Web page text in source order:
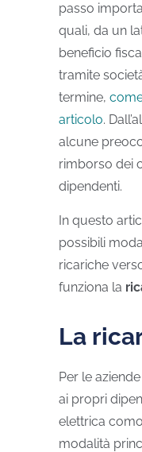
passo
quali, da un
beneficio
tramite
termine,
articolo.
alcune
rimborso dei
dipendenti.
In questo
possibili
ricariche
funziona la
La
Per le
ai propri
elettrica
modalità